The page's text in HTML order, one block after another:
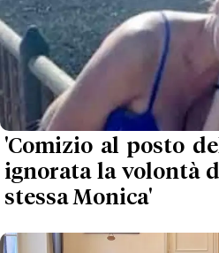
'Comizio al posto
ignorata la volontà
stessa Monica'